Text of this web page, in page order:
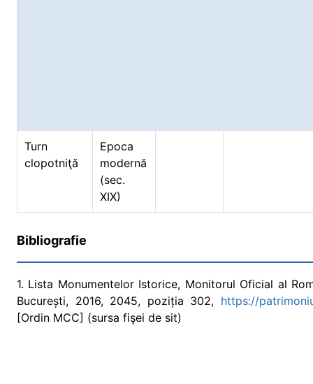
Turn
clopotniţă
Epoca
modernă
(sec.
XIX)
Bibliografie
1. Lista Monumentelor Istorice, Monitorul Oficial al
București, 2016, 2045, poziția 302, https://
[Ordin MCC] (sursa fişei de sit)